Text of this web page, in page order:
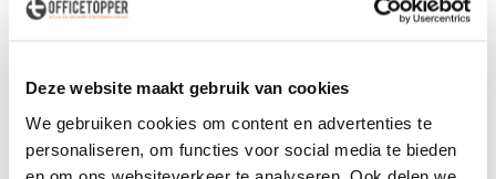
Deze website maakt gebruik van cookies
We gebruiken cookies om content en advertenties te
personaliseren, om functies voor social media te bieden
en om ons websiteverkeer te analyseren. Ook delen we
Er zijn geen producten gevonden in deze categorie.